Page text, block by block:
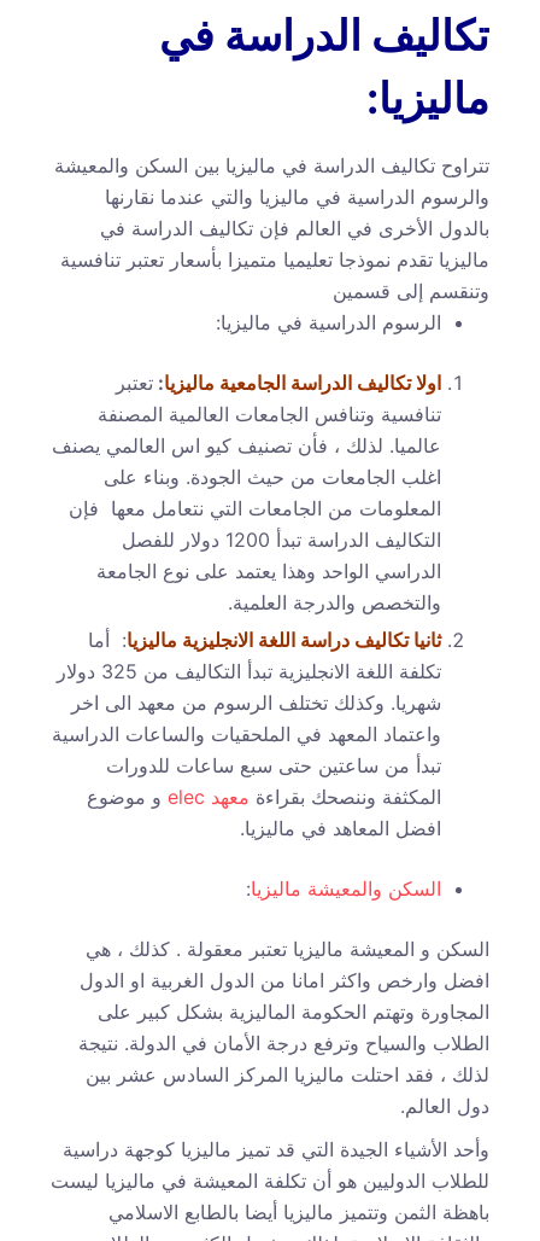
تكاليف الدراسة في
ماليزيا:
تتراوح تكاليف الدراسة في ماليزيا بين السكن والمعيشة
والرسوم الدراسية في ماليزيا والتي عندما نقارنها
بالدول الأخرى في العالم فإن تكاليف الدراسة في
ماليزيا تقدم نموذجا تعليميا متميزا بأسعار تعتبر تنافسية
وتنقسم إلى قسمين
الرسوم الدراسية في ماليزيا:
اولا تكاليف الدراسة الجامعية ماليزيا: تعتبر
تنافسية وتنافس الجامعات العالمية المصنفة
عالميا. لذلك ، فأن تصنيف كيو اس العالمي يصنف
اغلب الجامعات من حيث الجودة. وبناء على
المعلومات من الجامعات التي نتعامل معها فإن
التكاليف الدراسة تبدأ 1200 دولار للفصل
الدراسي الواحد وهذا يعتمد على نوع الجامعة
والتخصص والدرجة العلمية.
ثانيا تكاليف دراسة اللغة الانجليزية ماليزيا: أما
تكلفة اللغة الانجليزية تبدأ التكاليف من 325 دولار
شهريا. وكذلك تختلف الرسوم من معهد الى اخر
واعتماد المعهد في الملحقيات والساعات الدراسية
تبدأ من ساعتين حتى سبع ساعات للدورات
المكثفة وننصحك بقراءة معهد elec
و موضوع
افضل المعاهد في ماليزيا.
السكن والمعيشة ماليزيا:
السكن و المعيشة ماليزيا تعتبر معقولة . كذلك ، هي
افضل وارخص واكثر امانا من الدول الغربية او الدول
المجاورة وتهتم الحكومة الماليزية بشكل كبير على
الطلاب والسياح وترفع درجة الأمان في الدولة. نتيجة
لذلك ، فقد احتلت ماليزيا المركز السادس عشر بين
دول العالم.
وأحد الأشياء الجيدة التي قد تميز ماليزيا كوجهة دراسية
للطلاب الدوليين هو أن تكلفة المعيشة في ماليزيا ليست
باهظة الثمن وتتميز ماليزيا أيضا بالطابع الاسلامي